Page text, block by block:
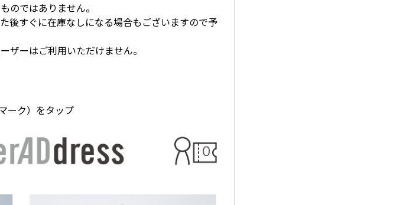
のではありません。
後すぐに在庫なしになる場合もございますので予
ーはご利用いただけません。
ーク）をタップ